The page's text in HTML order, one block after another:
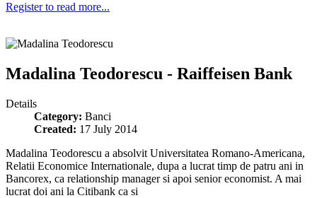
Register to read more...
Madalina Teodorescu - Raiffeisen Bank
Details
Category: Banci
Created: 17 July 2014
Madalina Teodorescu a absolvit Universitatea Romano-Americana,
Relatii Economice Internationale, dupa a lucrat timp de patru ani in
Bancorex, ca relationship manager si apoi senior economist. A mai
lucrat doi ani la Citibank ca si